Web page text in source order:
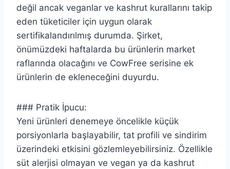
değil ancak veganlar ve kashrut kurallarını takip
eden tüketiciler için uygun olarak
sertifikalandırılmış durumda. Şirket,
önümüzdeki haftalarda bu ürünlerin market
raflarında olacağını ve CowFree serisine ek
ürünlerin de ekleneceğini duyurdu.
### Pratik İpucu:
Yeni ürünleri denemeye öncelikle küçük
porsiyonlarla başlayabilir, tat profili ve sindirim
üzerindeki etkisini gözlemleyebilirsiniz. Özellikle
süt alerjisi olmayan ve vegan ya da kashrut